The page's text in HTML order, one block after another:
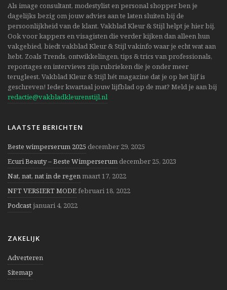
Als image consultant, modestylist en personal shopper ben je
dagelijks bezig om jouw advies aan te laten sluiten bij de
persoonlijkheid van de klant. Vakblad Kleur & Stijl helpt je hier bij.
Ook voor kappers en visagisten die verder kijken dan alleen hun
vakgebied, biedt vakblad Kleur & Stijl vakinfo waar je echt wat aan
hebt. Zoals Trends, ontwikkelingen, tips & trics van professionals,
reportages en interviews zijn rubrieken die je onder meer
terugleest. Vakblad Kleur & Stijl hét magazine dat je op het lijf is
geschreven! Ieder kwartaal jouw lijfblad op de mat? Meld je aan bij
redactie@vakbladkleurenstijl.nl
LAATSTE BERICHTEN
Beste wimperserum 2025 december 29, 2025
Ecuri Beauty – Beste Wimperserum december 25, 2023
Nat, nat, nat in de regenmaart 17, 2022
NFT VERSIERT MODEfebruari 18, 2022
Podcastjanuari 4, 2022
ZAKELIJK
Adverteren
Sitemap